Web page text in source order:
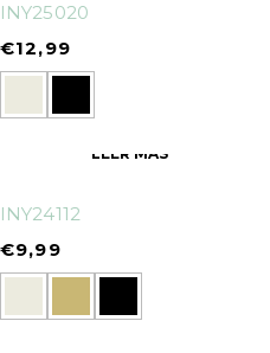
INY25020
€12,99
LEER MÁS
INY24112
€9,99